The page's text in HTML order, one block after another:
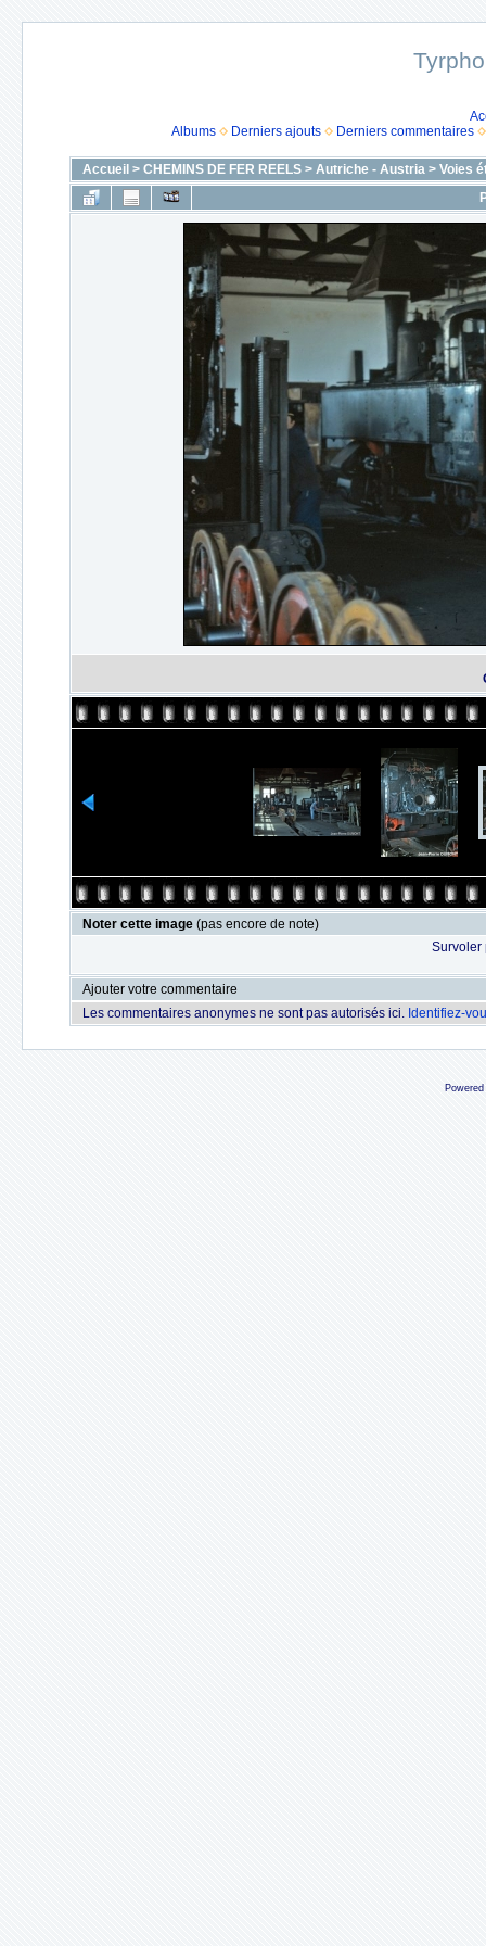
Albums
Derniers ajouts Derniers commentaires
Accueil > CHEMINS DE FER REELS> Autriche - Austria> Voies
Noter cette image (pas encore de note)
Survoler
Ajouter votre commentaire
Les commentaires anonymes ne sont pas autorisés ici. Identifiez-